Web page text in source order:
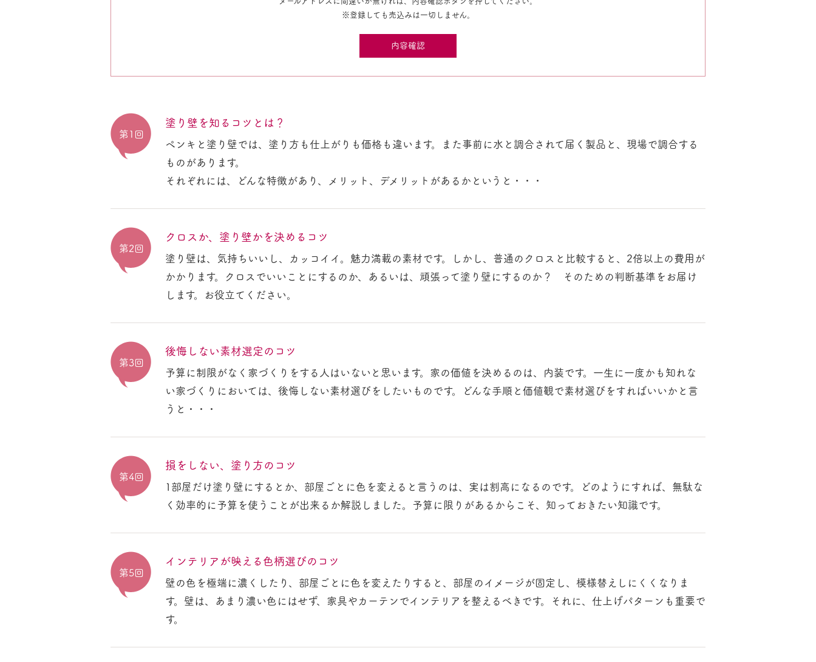
※登録しても売込みは一切しません。
第1回
塗り壁を知るコツとは？
ペンキと塗り壁では、塗り方も仕上がりも価格も違います。また事前に水と調合されて届く製品と、現場で調合する
ものがあります。
それぞれには、どんな特徴があり、メリット、デメリットがあるかというと・・・
第2回
クロスか、塗り壁かを決めるコツ
塗り壁は、気持ちいいし、カッコイイ。魅力満載の素材です。しかし、普通のクロスと比較すると、2倍以上の費用が
かかります。クロスでいいことにするのか、あるいは、頑張って塗り壁にするのか？ そのための判断基準をお届け
します。お役立てください。
第3回
後悔しない素材選定のコツ
予算に制限がなく家づくりをする人はいないと思います。家の価値を決めるのは、内装です。一生に一度かも知れな
い家づくりにおいては、後悔しない素材選びをしたいものです。どんな手順と価値観で素材選びをすればいいかと言
うと・・・
第4回
損をしない、塗り方のコツ
1部屋だけ塗り壁にするとか、部屋ごとに色を変えると言うのは、実は割高になるのです。どのようにすれば、無駄な
く効率的に予算を使うことが出来るか解説しました。予算に限りがあるからこそ、知っておきたい知識です。
第5回
インテリアが映える色柄選びのコツ
壁の色を極端に濃くしたり、部屋ごとに色を変えたりすると、部屋のイメージが固定し、模様替えしにくくなりま
す。壁は、あまり濃い色にはせず、家具やカーテンでインテリアを整えるべきです。それに、仕上げパターンも重要で
す。